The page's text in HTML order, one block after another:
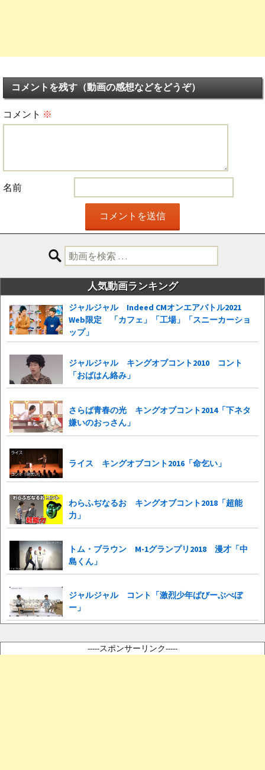
コメントを残す（動画の感想などをどうぞ）
コメント ※
名前
検
索:
人気動画ランキング
ジャルジャル Indeed CMオンエアバトル2021
Web限定 「カフェ」「工場」「スニーカーショ
ップ」
ジャルジャル キングオブコント2010 コント
「おばはん絡み」
さらば青春の光 キングオブコント2014「下ネタ
嫌いのおっさん」
ライス キングオブコント2016「命乞い」
わらふぢなるお キングオブコント2018「超能
力」
トム・ブラウン M-1グランプリ2018 漫才「中
島くん」
ジャルジャル コント「激烈少年ばびーぶべぼ
ー」
-----スポンサーリンク-----